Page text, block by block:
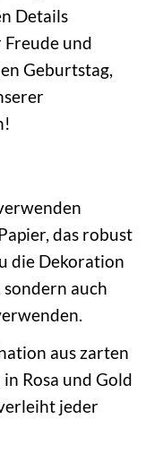
Details
und
Geburtstag,
das robust
die Dekoration
auch
aus zarten
Rosa und Gold
jeder